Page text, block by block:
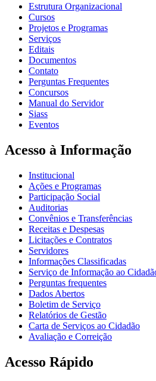
Estrutura Organizacional
Cursos
Projetos e Programas
Serviços
Editais
Documentos
Contato
Perguntas Frequentes
Concursos
Manual do Servidor
Siass
Eventos
Acesso à Informação
Institucional
Ações e Programas
Participação Social
Auditorias
Convênios e Transferências
Receitas e Despesas
Licitações e Contratos
Servidores
Informações Classificadas
Serviço de Informação ao
Perguntas frequentes
Dados Abertos
Boletim de Serviço
Relatórios de Gestão
Carta de Serviços ao Cidadão
Avaliação e Correição
Acesso Rápido